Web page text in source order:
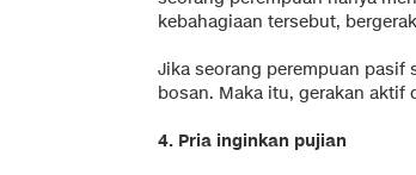
kebahagiaan tersebut,
Jika seorang perempuan pasif
bosan. Maka itu, gerakan
4. Pria inginkan pujian